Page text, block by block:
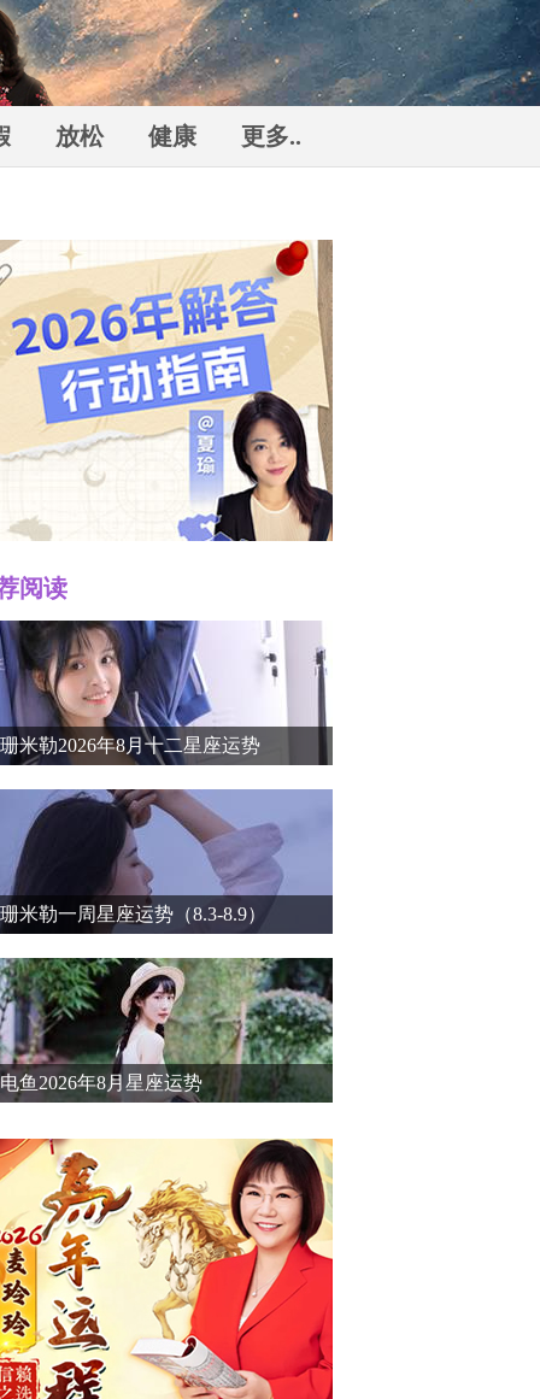
个人
放松 健康 更多..
阅读
米勒2026年8月十二星座运势
米勒一周星座运势（8.3-8.9）
鱼2026年8月星座运势